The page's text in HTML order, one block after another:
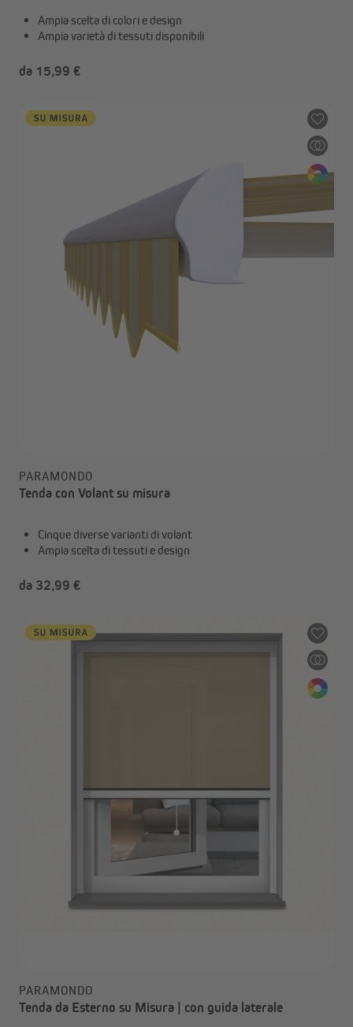
Ampia scelta di colori e design
Ampia varietà di tessuti disponibili
da 15,99 €
PARAMONDO
Tenda con Volant su misura
Cinque diverse varianti di volant
Ampia scelta di tessuti e design
da 32,99 €
PARAMONDO
Tenda da Esterno su Misura | con guida laterale